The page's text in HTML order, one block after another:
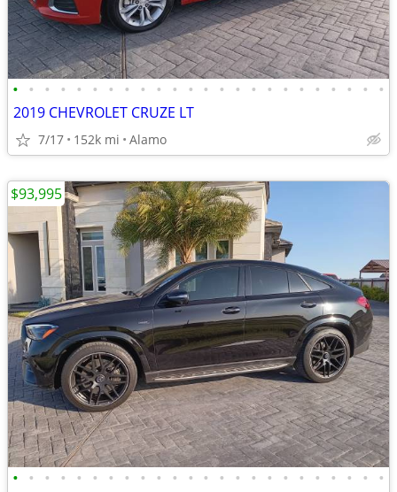
• • • • • • • • • • • • • • • • • • • • • • • •
2019 CHEVROLET CRUZE LT
7/17 152k mi Alamo
• • • • • • • • • • • • • • • • • • • • • • • •
$93,995